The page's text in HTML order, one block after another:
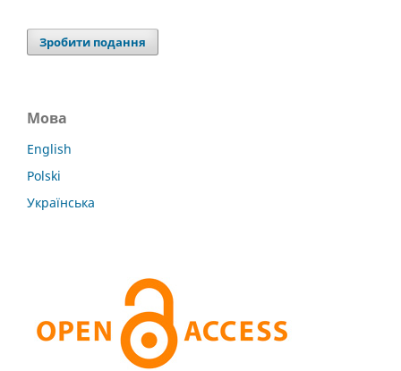
Зробити подання
Мова
English
Polski
Українська